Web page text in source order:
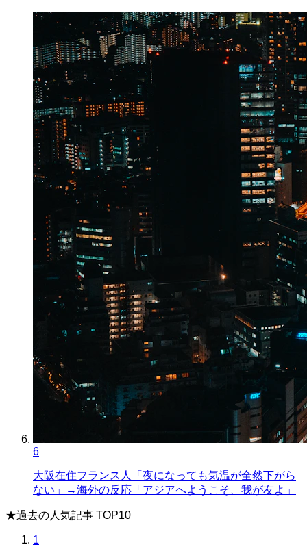
6
大阪在住フランス人「夜になっても気温が全然下がら
ない」→海外の反応「アジアへようこそ、我が友よ」
★過去の人気記事 TOP10
1